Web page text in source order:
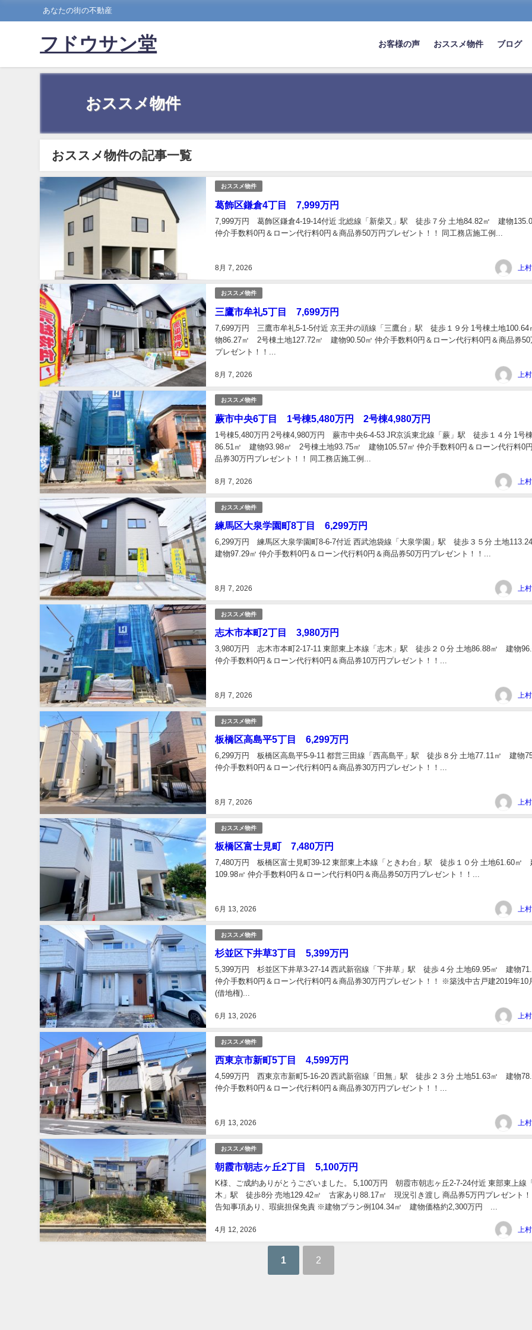
あなたの街の不動産
フドウサン堂 お客様の声 おススメ物件 ブログ
おススメ物件
おススメ物件の記事一覧
おススメ物件
葛飾区鎌倉4丁目 7,999万円
8月 7, 2026
7,999万円 葛飾区鎌倉4-19-14付近 北総線「新柴又」駅 徒歩７分 土地84.82㎡ 建物
仲介手数料0円＆ローン代行料0円＆商品券50万円プレゼント！！ 同工務店施工例...
上
おススメ物件
三鷹市牟礼5丁目 7,699万円
8月 7, 2026
7,699万円 三鷹市牟礼5-1-5付近 京王井の頭線「三鷹台」駅 徒歩１９分 1号棟土地
物86.27㎡ 2号棟土地127.72㎡ 建物90.50㎡ 仲介手数料0円＆ローン代行料0円＆商品券50
プレゼント！！...
上
おススメ物件
蕨市中央6丁目 1号棟5,480万円 2号棟4,980万円
8月 7, 2026
1号棟5,480万円 2号棟4,980万円 蕨市中央6-4-53 JR京浜東北線「蕨」駅 徒歩１４分 1号
86.51㎡ 建物93.98㎡ 2号棟土地93.75㎡ 建物105.57㎡ 仲介手数料0円＆ローン代行料0
品券30万円プレゼント！！ 同工務店施工例...
上
おススメ物件
練馬区大泉学園町8丁目 6,299万円
8月 7, 2026
6,299万円 練馬区大泉学園町8-6-7付近 西武池袋線「大泉学園」駅 徒歩３５分 土地
建物97.29㎡ 仲介手数料0円＆ローン代行料0円＆商品券50万円プレゼント！！...
上
おススメ物件
志木市本町2丁目 3,980万円
8月 7, 2026
3,980万円 志木市本町2-17-11 東部東上本線「志木」駅 徒歩２０分 土地86.88㎡ 建物
仲介手数料0円＆ローン代行料0円＆商品券10万円プレゼント！！...
上
おススメ物件
板橋区高島平5丁目 6,299万円
8月 7, 2026
6,299万円 板橋区高島平5-9-11 都営三田線「西高島平」駅 徒歩８分 土地77.11㎡ 建物
仲介手数料0円＆ローン代行料0円＆商品券30万円プレゼント！！...
上
おススメ物件
板橋区富士見町 7,480万円
6月 13, 2026
7,480万円 板橋区富士見町39-12 東部東上本線「ときわ台」駅 徒歩１０分 土地61.60㎡
109.98㎡ 仲介手数料0円＆ローン代行料0円＆商品券50万円プレゼント！！...
上
おススメ物件
杉並区下井草3丁目 5,399万円
6月 13, 2026
5,399万円 杉並区下井草3-27-14 西武新宿線「下井草」駅 徒歩４分 土地69.95㎡ 建物
仲介手数料0円＆ローン代行料0円＆商品券30万円プレゼント！！ ※築浅中古戸建2019年10
(借地権)...
上
おススメ物件
西東京市新町5丁目 4,599万円
6月 13, 2026
4,599万円 西東京市新町5-16-20 西武新宿線「田無」駅 徒歩２３分 土地51.63㎡ 建物
仲介手数料0円＆ローン代行料0円＆商品券30万円プレゼント！！...
上
おススメ物件
朝霞市朝志ヶ丘2丁目 5,100万円
4月 12, 2026
K様、ご成約ありがとうございました。 5,100万円 朝霞市朝志ヶ丘2-7-24付近 東部東上線
木」駅 徒歩8分 売地129.42㎡ 古家あり88.17㎡ 現況引き渡し 商品券5万円プレゼント
告知事項あり、瑕疵担保免責 ※建物プラン例104.34㎡ 建物価格約2,300万円 ...
上
1 2